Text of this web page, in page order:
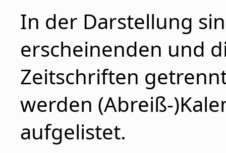
In der Darstellung
erscheinenden und
Zeitschriften
werden (Abreiß-
aufgelistet.